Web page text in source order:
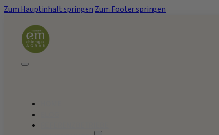
Zum Hauptinhalt springen Zum Footer springen